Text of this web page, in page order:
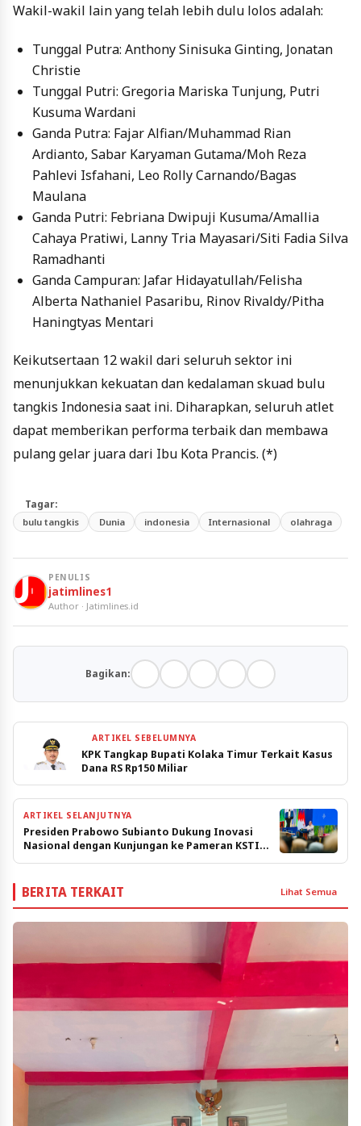
Wakil-wakil lain yang telah lebih dulu lolos adalah:
Tunggal Putra: Anthony Sinisuka Ginting, Jonatan
Christie
Tunggal Putri: Gregoria Mariska Tunjung, Putri
Kusuma Wardani
Ganda Putra: Fajar Alfian/Muhammad Rian
Ardianto, Sabar Karyaman Gutama/Moh Reza
Pahlevi Isfahani, Leo Rolly Carnando/Bagas
Maulana
Ganda Putri: Febriana Dwipuji Kusuma/Amallia
Cahaya Pratiwi, Lanny Tria Mayasari/Siti Fadia Silva
Ramadhanti
Ganda Campuran: Jafar Hidayatullah/Felisha
Alberta Nathaniel Pasaribu, Rinov Rivaldy/Pitha
Haningtyas Mentari
Keikutsertaan 12 wakil dari seluruh sektor ini
menunjukkan kekuatan dan kedalaman skuad bulu
tangkis Indonesia saat ini. Diharapkan, seluruh atlet
dapat memberikan performa terbaik dan membawa
pulang gelar juara dari Ibu Kota Prancis. (*)
Tagar:
bulu tangkis Dunia indonesia Internasional olahraga
PENULIS
jatimlines1
Author · Jatimlines.id
Bagikan:
ARTIKEL SEBELUMNYA
KPK Tangkap Bupati Kolaka Timur Terkait Kasus
Dana RS Rp150 Miliar
ARTIKEL SELANJUTNYA
Presiden Prabowo Subianto Dukung Inovasi
Nasional dengan Kunjungan ke Pameran KSTI
BERITA TERKAIT Lihat Semua